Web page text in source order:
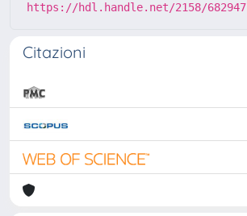
https://hdl.handle.net/2158/682947
Citazioni